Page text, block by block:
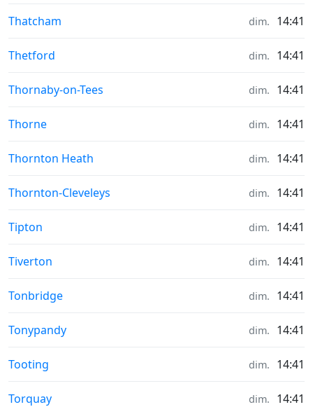
Météo in
Thatcham dim. 14:41
Météo in
Thetford dim. 14:41
Météo in
Thornaby-on-Tees dim. 14:41
Météo in
Thorne dim. 14:41
Météo in
Thornton Heath dim. 14:41
Météo in
Thornton-Cleveleys dim. 14:41
Météo in
Tipton dim. 14:41
Météo in
Tiverton dim. 14:41
Météo in
Tonbridge dim. 14:41
Météo in
Tonypandy dim. 14:41
Météo in
Tooting dim. 14:41
Météo in
Torquay dim. 14:41